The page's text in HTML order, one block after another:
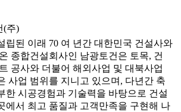
(주)
립된 이래 70 여 년간 대한민국 건설사와
종합건설회사인 남광토건은 토목, 건
공사와 더불어 해외사업 및 대북사업
사업 범위를 지니고 있으며, 다년간 축
한 시공경험과 기술력을 바탕으로 건설
에서 최고 품질과 고객만족을 구현해 나